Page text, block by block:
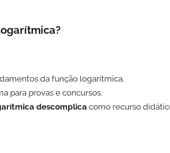
da função logarítmica.
para provas e concursos.
descomplica como recurso